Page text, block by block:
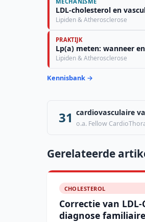
LDL-cholesterol en
Lipiden & Atherosclerose
PRAKTIJK
Lp(a) meten: wanneer
Lipiden & Atherosclerose
Kennisbank →
31 cardiovasculaire
o.a. Fellow
Gerelateerde
CHOLESTEROL
Correctie van
diagnose